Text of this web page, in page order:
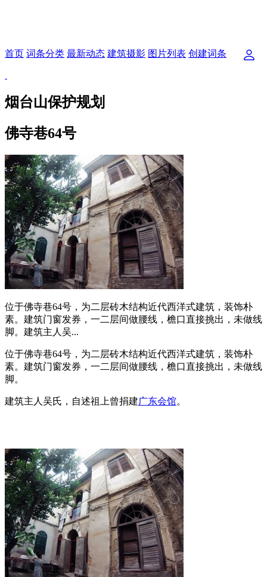
首页 词条分类 最新动态 建筑摄影 图片列表 创建词条
烟台山保护规划
佛寺巷64号
位于佛寺巷64号，为二层砖木结构近代西洋式建筑，装饰朴
素。建筑门窗发券，一二层间做腰线，檐口直接挑出，未做线
脚。建筑主人吴...
位于佛寺巷64号，为二层砖木结构近代西洋式建筑，装饰朴
素。建筑门窗发券，一二层间做腰线，檐口直接挑出，未做线
脚。
建筑主人吴氏，自述祖上曾捐建广东会馆。